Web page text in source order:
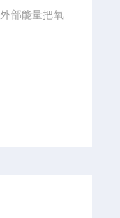
部能量把氧